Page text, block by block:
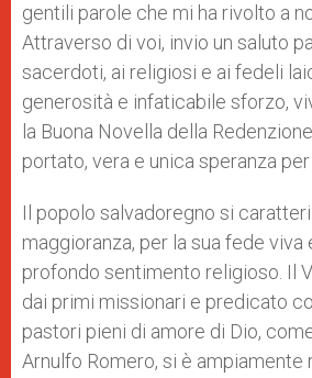
gentili parole che mi ha rivolto a
Attraverso di voi, invio un saluto
sacerdoti, ai religiosi e ai fedeli
generosità e infaticabile sforzo,
la Buona Novella della
portato, vera e unica speranza
Il popolo salvadoregno si
maggioranza, per la sua fede viva
profondo sentimento religioso. Il
dai primi missionari e predicato
pastori pieni di amore di Dio,
Arnulfo Romero, si è ampiamente